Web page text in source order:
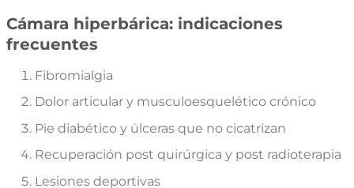
Cámara hiperbárica: indicaciones
frecuentes
Fibromialgia
Dolor articular y musculoesquelético crónico
Pie diabético y úlceras que no cicatrizan
Recuperación post quirúrgica y post radioterapia
Lesiones deportivas